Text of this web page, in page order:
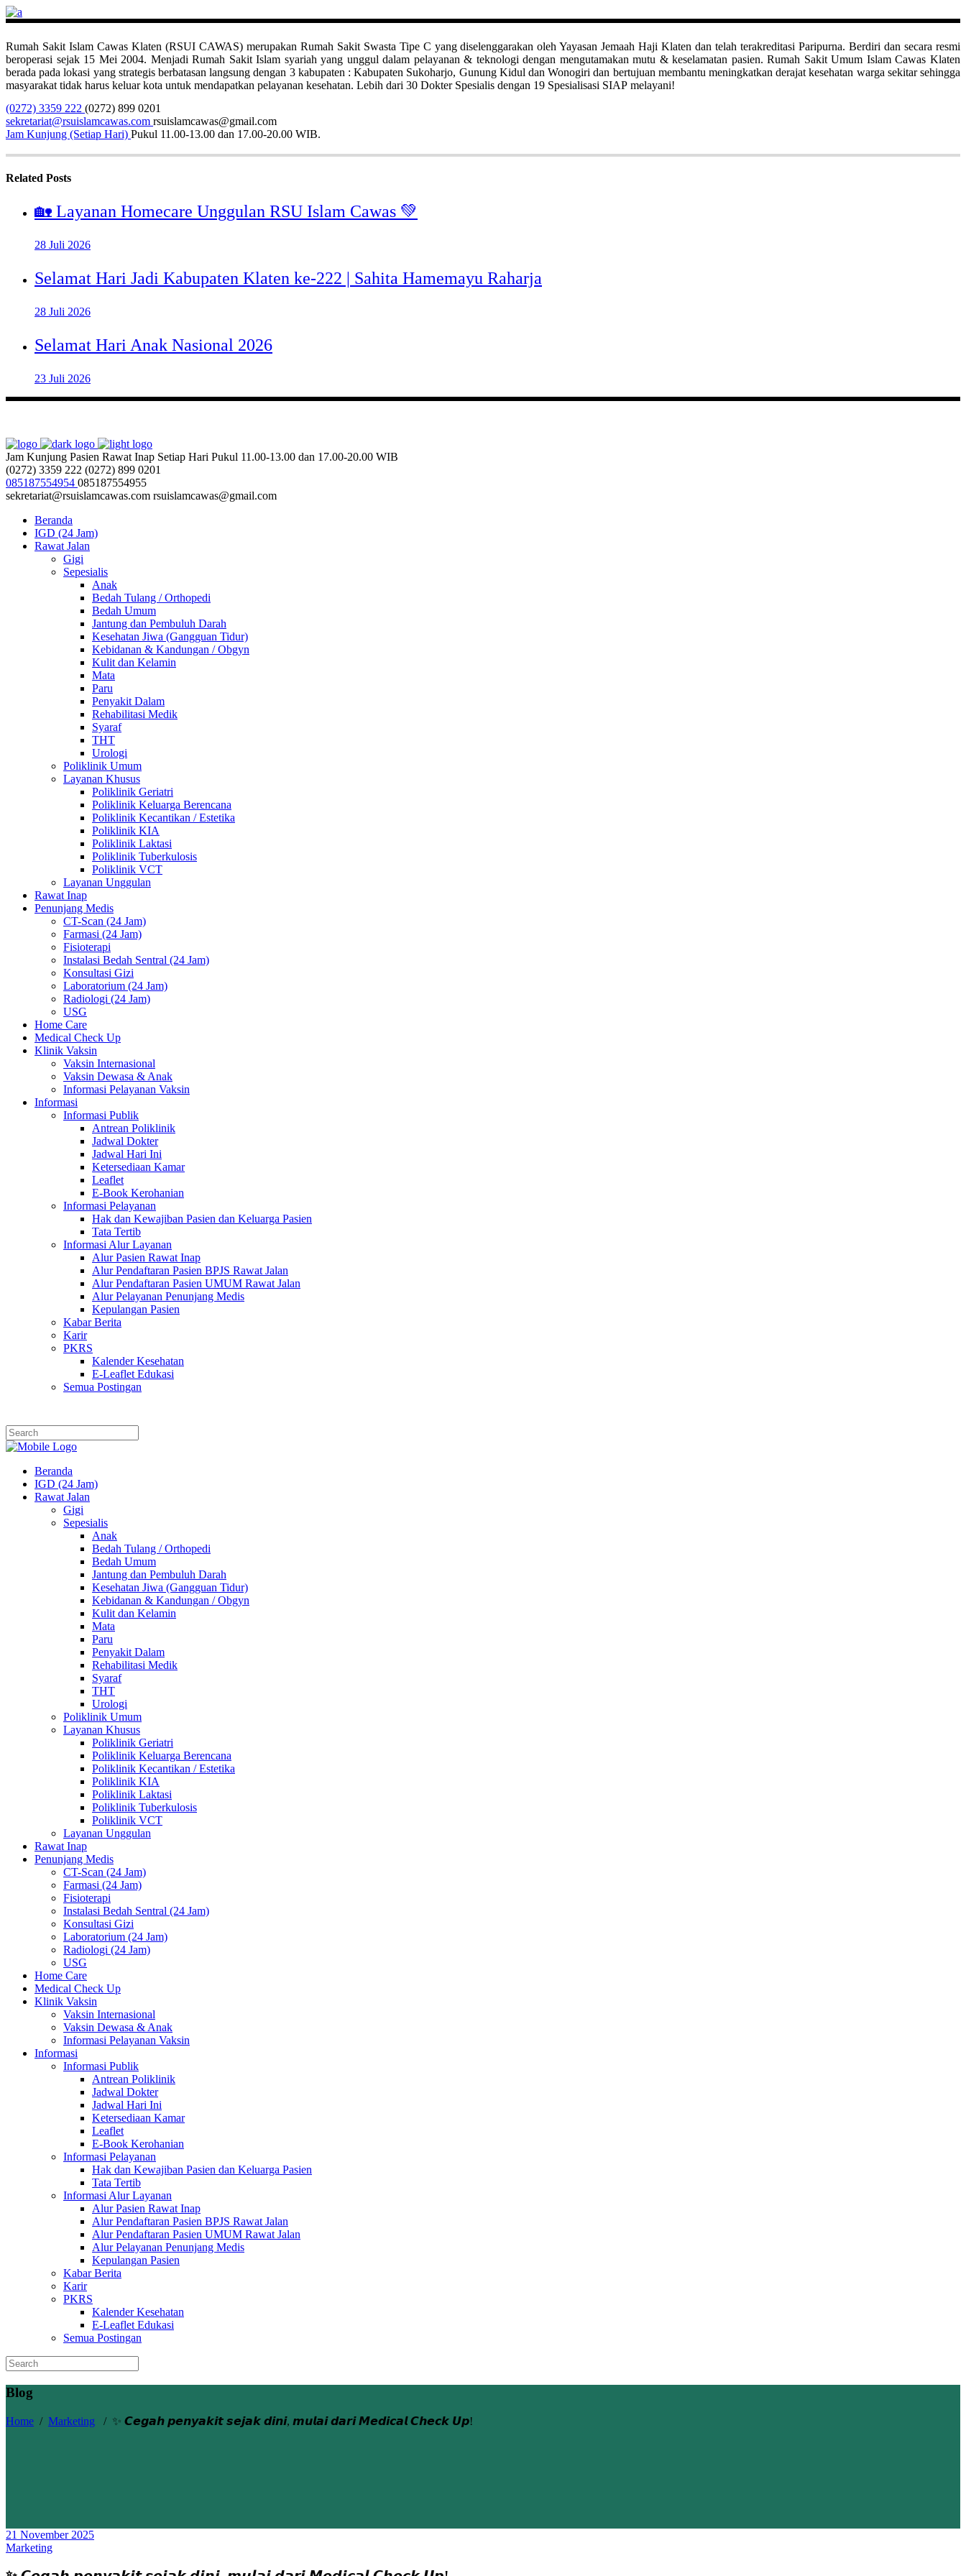
Rumah Sakit Islam Cawas Klaten (RSUI CAWAS) merupakan Rumah Sakit Swasta Tipe C yang diselenggarakan oleh Yayasan Jemaah Haji Klaten dan telah terakreditasi Paripurna. Berdiri dan secara resmi
beroperasi sejak 15 Mei 2004. Menjadi Rumah Sakit Islam syariah yang unggul dalam pelayanan & teknologi dengan mengutamakan mutu & keselamatan pasien. Rumah Sakit Umum Islam Cawas Klaten
berada pada lokasi yang strategis berbatasan langsung dengan 3 kabupaten : Kabupaten Sukoharjo, Gunung Kidul dan Wonogiri dan bertujuan membantu meningkatkan derajat kesehatan warga sekitar sehingga
masyarakat tidak harus keluar kota untuk mendapatkan pelayanan kesehatan. Lebih dari 30 Dokter Spesialis dengan 19 Spesialisasi SIAP melayani!
(0272) 3359 222 (0272) 899 0201
sekretariat@rsuislamcawas.com rsuislamcawas@gmail.com
Jam Kunjung (Setiap Hari) Pukul 11.00-13.00 dan 17.00-20.00 WIB.
Related Posts
🏡 Layanan Homecare Unggulan RSU Islam Cawas 💚
28 Juli 2026
Selamat Hari Jadi Kabupaten Klaten ke-222 | Sahita Hamemayu Raharja
28 Juli 2026
Selamat Hari Anak Nasional 2026
23 Juli 2026
Jam Kunjung Pasien Rawat Inap Setiap Hari Pukul 11.00-13.00 dan 17.00-20.00 WIB
(0272) 3359 222 (0272) 899 0201
085187554954 085187554955
sekretariat@rsuislamcawas.com rsuislamcawas@gmail.com
Beranda
IGD (24 Jam)
Rawat Jalan
Gigi
Sepesialis
Anak
Bedah Tulang / Orthopedi
Bedah Umum
Jantung dan Pembuluh Darah
Kesehatan Jiwa (Gangguan Tidur)
Kebidanan & Kandungan / Obgyn
Kulit dan Kelamin
Mata
Paru
Penyakit Dalam
Rehabilitasi Medik
Syaraf
THT
Urologi
Poliklinik Umum
Layanan Khusus
Poliklinik Geriatri
Poliklinik Keluarga Berencana
Poliklinik Kecantikan / Estetika
Poliklinik KIA
Poliklinik Laktasi
Poliklinik Tuberkulosis
Poliklinik VCT
Layanan Unggulan
Rawat Inap
Penunjang Medis
CT-Scan (24 Jam)
Farmasi (24 Jam)
Fisioterapi
Instalasi Bedah Sentral (24 Jam)
Konsultasi Gizi
Laboratorium (24 Jam)
Radiologi (24 Jam)
USG
Home Care
Medical Check Up
Klinik Vaksin
Vaksin Internasional
Vaksin Dewasa & Anak
Informasi Pelayanan Vaksin
Informasi
Informasi Publik
Antrean Poliklinik
Jadwal Dokter
Jadwal Hari Ini
Ketersediaan Kamar
Leaflet
E-Book Kerohanian
Informasi Pelayanan
Hak dan Kewajiban Pasien dan Keluarga Pasien
Tata Tertib
Informasi Alur Layanan
Alur Pasien Rawat Inap
Alur Pendaftaran Pasien BPJS Rawat Jalan
Alur Pendaftaran Pasien UMUM Rawat Jalan
Alur Pelayanan Penunjang Medis
Kepulangan Pasien
Kabar Berita
Karir
PKRS
Kalender Kesehatan
E-Leaflet Edukasi
Semua Postingan
Beranda
IGD (24 Jam)
Rawat Jalan
Gigi
Sepesialis
Anak
Bedah Tulang / Orthopedi
Bedah Umum
Jantung dan Pembuluh Darah
Kesehatan Jiwa (Gangguan Tidur)
Kebidanan & Kandungan / Obgyn
Kulit dan Kelamin
Mata
Paru
Penyakit Dalam
Rehabilitasi Medik
Syaraf
THT
Urologi
Poliklinik Umum
Layanan Khusus
Poliklinik Geriatri
Poliklinik Keluarga Berencana
Poliklinik Kecantikan / Estetika
Poliklinik KIA
Poliklinik Laktasi
Poliklinik Tuberkulosis
Poliklinik VCT
Layanan Unggulan
Rawat Inap
Penunjang Medis
CT-Scan (24 Jam)
Farmasi (24 Jam)
Fisioterapi
Instalasi Bedah Sentral (24 Jam)
Konsultasi Gizi
Laboratorium (24 Jam)
Radiologi (24 Jam)
USG
Home Care
Medical Check Up
Klinik Vaksin
Vaksin Internasional
Vaksin Dewasa & Anak
Informasi Pelayanan Vaksin
Informasi
Informasi Publik
Antrean Poliklinik
Jadwal Dokter
Jadwal Hari Ini
Ketersediaan Kamar
Leaflet
E-Book Kerohanian
Informasi Pelayanan
Hak dan Kewajiban Pasien dan Keluarga Pasien
Tata Tertib
Informasi Alur Layanan
Alur Pasien Rawat Inap
Alur Pendaftaran Pasien BPJS Rawat Jalan
Alur Pendaftaran Pasien UMUM Rawat Jalan
Alur Pelayanan Penunjang Medis
Kepulangan Pasien
Kabar Berita
Karir
PKRS
Kalender Kesehatan
E-Leaflet Edukasi
Semua Postingan
Blog
Home / Marketing / ✨ 𝘾𝙚𝙜𝙖𝙝 𝙥𝙚𝙣𝙮𝙖𝙠𝙞𝙩 𝙨𝙚𝙟𝙖𝙠 𝙙𝙞𝙣𝙞, 𝙢𝙪𝙡𝙖𝙞 𝙙𝙖𝙧𝙞 𝙈𝙚𝙙𝙞𝙘𝙖𝙡 𝘾𝙝𝙚𝙘𝙠 𝙐𝙥!
21 November 2025
Marketing